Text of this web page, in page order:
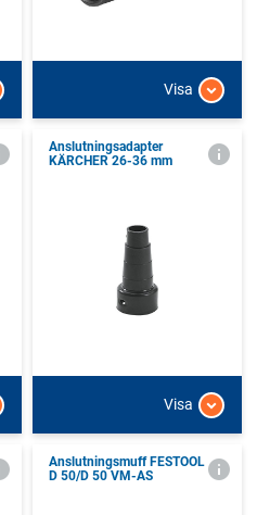
Visa
Anslutningsadapter
KÄRCHER 26-36 mm
Visa
Anslutningsmuff FESTOOL
D 50/D 50 VM-AS